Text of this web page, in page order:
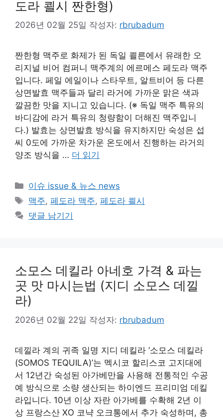
도라 쾰시 짠한형)
2026년 02월 25일 작성자: rbrubadum
짠한형 맥주로 화제가 된 독일 쾰른에서 유래한 오
리지널 비어 컴퍼니 맥주계의 에르메스 페도라 맥주
입니다. 페일 에일이나 스타우트, 알트비어 등 다른
상면발효 맥주들과 달리 라거에 가까운 맑은 색과
깔끔한 맛을 지니고 있습니다. (※ 독일 맥주 특유의
바디감에 라거 특유의 청량함이 더해진 맥주입니
다.) 발효는 상면발효 방식을 유지하지만 숙성은 섭
씨 0도에 가까운 차가운 온도에서 진행하는 라거의
양조 방식을 … 더 읽기
카
테
리
이슈 issue & 뉴스 news
태
그
맥주,페도라 맥주,페도라 쾰시
댓글 남기기
소모스 데킬라 아네호 가격 & 파는
곳 맛 마시는법 (지디 소모스 데낄
라)
2026년 02월 22일 작성자: rbrubadum
데낄라 계의 귀족 일명 지디 데킬라 ‘소모스 데킬라
(SOMOS TEQUILA)’는 멕시코 할리스코 고지대에
서 12년간 숙성된 아가베만을 사용해 전통적인 수공
예 방식으로 소량 생산되는 하이엔드 프리미엄 데킬
라입니다. 10년 이상 자란 아가베를 수확해 2년 이
상 프랑스산 XO 코냑 오크통에서 추가 숙성하며, 총